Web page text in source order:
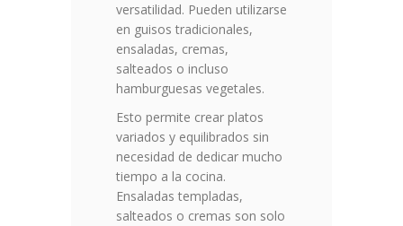
versatilidad. Pueden utilizarse
en guisos tradicionales,
ensaladas, cremas,
salteados o incluso
hamburguesas vegetales.
Esto permite crear platos
variados y equilibrados sin
necesidad de dedicar mucho
tiempo a la cocina.
Ensaladas templadas,
salteados o cremas son solo